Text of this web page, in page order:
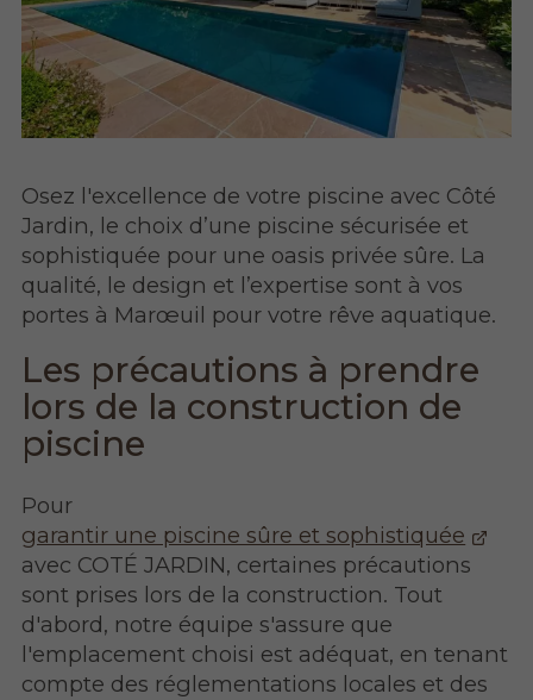
Osez l'excellence de votre piscine avec Côté
Jardin, le choix d’une piscine sécurisée et
sophistiquée pour une oasis privée sûre. La
qualité, le design et l’expertise sont à vos
portes à Marœuil pour votre rêve aquatique.
Les précautions à prendre
lors de la construction de
piscine
Pour
garantir une piscine sûre et sophistiquée
avec COTÉ JARDIN, certaines précautions
sont prises lors de la construction. Tout
d'abord, notre équipe s'assure que
l'emplacement choisi est adéquat, en tenant
compte des réglementations locales et des